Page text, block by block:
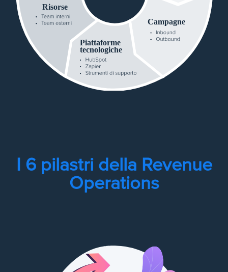
Campagne
Piattaforme
tecnologiche
Risorse
I 6 pilastri della Revenue
Operations